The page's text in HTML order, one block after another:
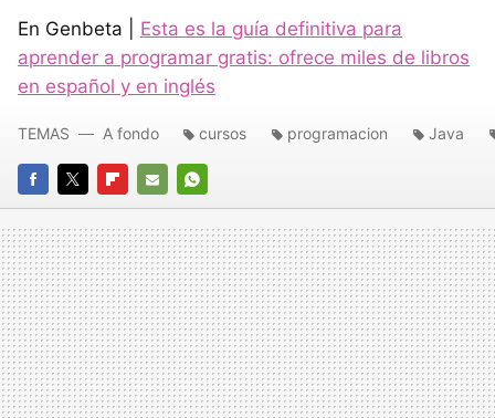
En Genbeta | Esta es la guía definitiva para
aprender a programar gratis: ofrece miles de libros
en español y en inglés
FACEBOOK
TWITTERFLIPBOARD
E-
MAIL
WHATSAPP
TEMAS A fondo cursos programacion Java